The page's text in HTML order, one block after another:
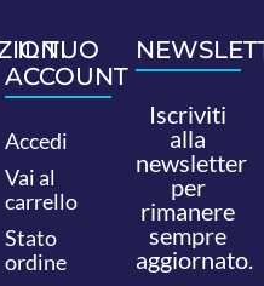
IL TUO
ACCOUNT
Accedi
Vai al
carrello
Stato
ordine
Iscriviti
alla
newsletter
per
rimanere
sempre
aggiornato.